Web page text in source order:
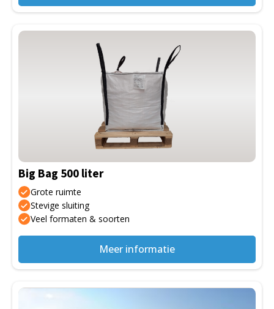
Big Bag 500 liter
Grote ruimte
Stevige sluiting
Veel formaten & soorten
Meer informatie
Dit
gekozen
worden
op
de
productpagina